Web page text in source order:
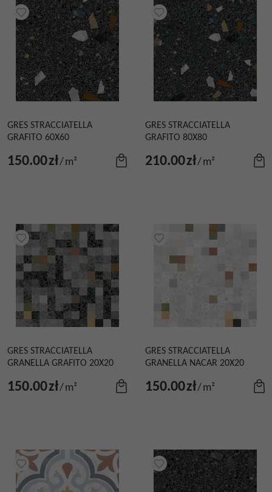
GRES STRACCIATELLA
GRAFITO 60X60
150.00zł/m²
GRES STRACCIATELLA
GRAFITO 80X80
210.00zł/m²
GRES STRACCIATELLA
GRANELLA GRAFITO 20X20
150.00zł/m²
GRES STRACCIATELLA
GRANELLA NACAR 20X20
150.00zł/m²